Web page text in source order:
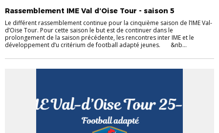
Rassemblement IME Val d’Oise Tour - saison 5
Le différent rassemblement continue pour la cinquième saison de l’IME Val-
d’Oise Tour. Pour cette saison le but est de continuer dans le
prolongement de la saison précédente, les rencontres inter IME et le
développement d’u critérium de football adapté jeunes. &nb...